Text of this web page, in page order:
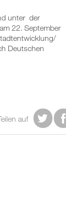
unter der
22. September
Deutschen
auf  